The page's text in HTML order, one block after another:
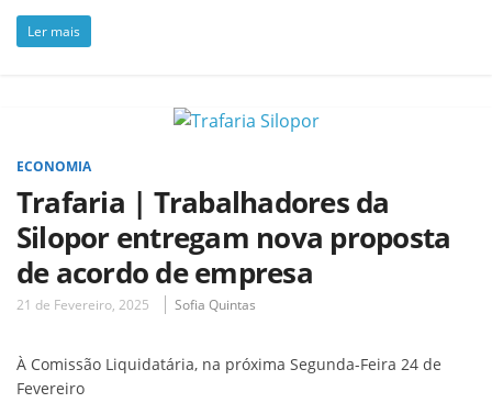
Ler mais
ECONOMIA
Trafaria | Trabalhadores da
Silopor entregam nova proposta
de acordo de empresa
21 de Fevereiro, 2025 Sofia Quintas
À Comissão Liquidatária, na próxima Segunda-Feira 24 de
Fevereiro